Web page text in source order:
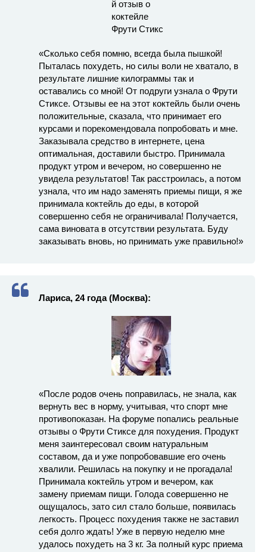
«Сколько себя помню, всегда была пышкой!
Пыталась похудеть, но силы воли не хватало, в
результате лишние килограммы так и
оставались со мной! От подруги узнала о Фрути
Стиксе. Отзывы ее на этот коктейль были очень
положительные, сказала, что принимает его
курсами и порекомендовала попробовать и мне.
Заказывала средство в интернете, цена
оптимальная, доставили быстро. Принимала
продукт утром и вечером, но совершенно не
увидела результатов! Так расстроилась, а потом
узнала, что им надо заменять приемы пищи, я же
принимала коктейль до еды, в которой
совершенно себя не ограничивала! Получается,
сама виновата в отсутствии результата. Буду
заказывать вновь, но принимать уже правильно!»
Лариса, 24 года (Москва):
«После родов очень поправилась, не знала, как
вернуть вес в норму, учитывая, что спорт мне
противопоказан. На форуме попались реальные
отзывы о Фрути Стиксе для похудения. Продукт
меня заинтересовал своим натуральным
составом, да и уже попробовавшие его очень
хвалили. Решилась на покупку и не прогадала!
Принимала коктейль утром и вечером, как
замену приемам пищи. Голода совершенно не
ощущалось, зато сил стало больше, появилась
легкость. Процесс похудения также не заставил
себя долго ждать! Уже в первую неделю мне
удалось похудеть на 3 кг. За полный курс приема